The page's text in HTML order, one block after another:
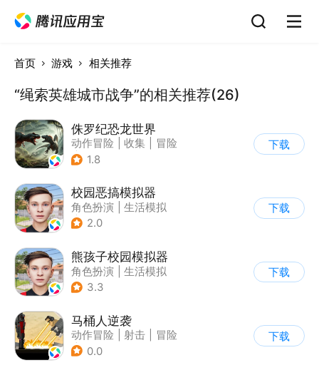
首页 游戏 相关推荐
“绳索英雄城市战争”的相关推荐(26)
侏罗纪恐龙世界
动作冒险 收集
冒险
| 写实
1.8
下载
校园恶搞模拟器
角色扮演
生活模拟
| 写实
2.0
下载
熊孩子校园模拟器
角色扮演
生活模拟
| 写实
3.3
下载
马桶人逆袭
动作冒险 射击
冒险
| 像素风
0.0
下载